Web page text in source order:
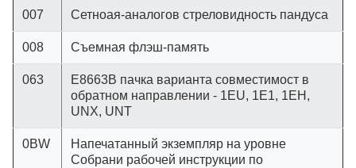
007 Сетноая-аналогов стреловидность пандуса
008 Съемная флэш-память
063
E8663B пачка варианта совместимост в
обратном направлении - 1EU, 1E1, 1EH,
UNX, UNT
0BW
Напечатанный экземпляр на уровне
Собрани рабочей инструкции по